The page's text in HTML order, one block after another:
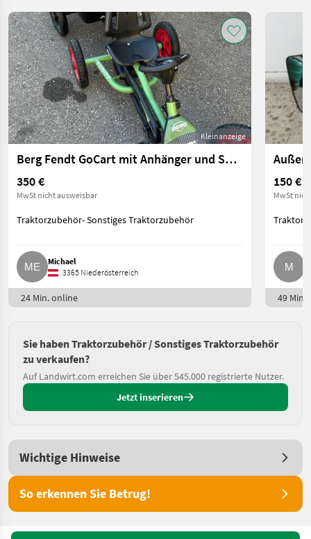
Kleinanzeige
Berg Fendt GoCart mit Anhänger und Soundsystem
350 €
MwSt nicht ausweisbar
Traktorzubehör- Sonstiges Traktorzubehör
Michael
3365 Niederösterreich
24 Min. online
150 €
MwSt
49 Min.
Sie haben Traktorzubehör / Sonstiges Traktorzubehör
zu verkaufen?
Auf Landwirt.com erreichen Sie über 545.000 registrierte Nutzer.
Jetzt inserieren
Wichtige Hinweise
So erkennen Sie Betrug!